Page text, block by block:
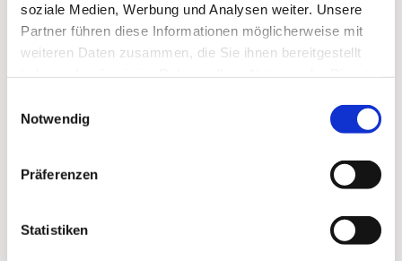
soziale Medien, Werbung und Analysen weiter. Unsere
Partner führen diese Informationen möglicherweise mit
weiteren Daten zusammen, die Sie ihnen bereitgestellt
Notwendig
Präferenzen
Statistiken